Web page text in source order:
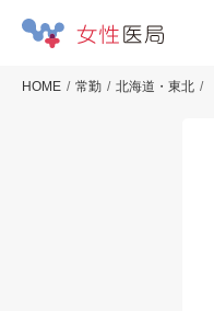
HOME 常勤 北海道・東北